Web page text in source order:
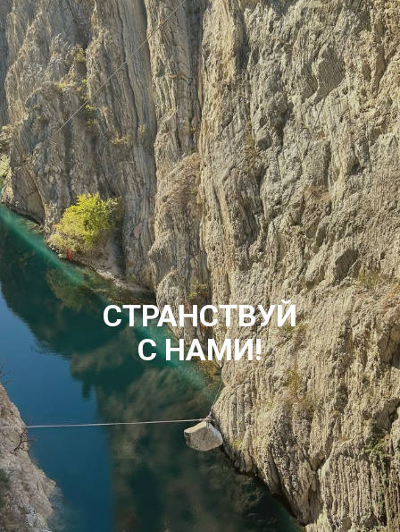
СТРАНСТВУЙ
С НАМИ!